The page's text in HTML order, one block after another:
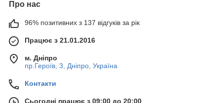
Про нас
96% позитивних з 137 відгуків за рік
Працює з 21.01.2016
м. Дніпро
пр.Героїв, 3, Дніпро, Україна
Контакти
Сьогодні працює з 09:00 до 20:00